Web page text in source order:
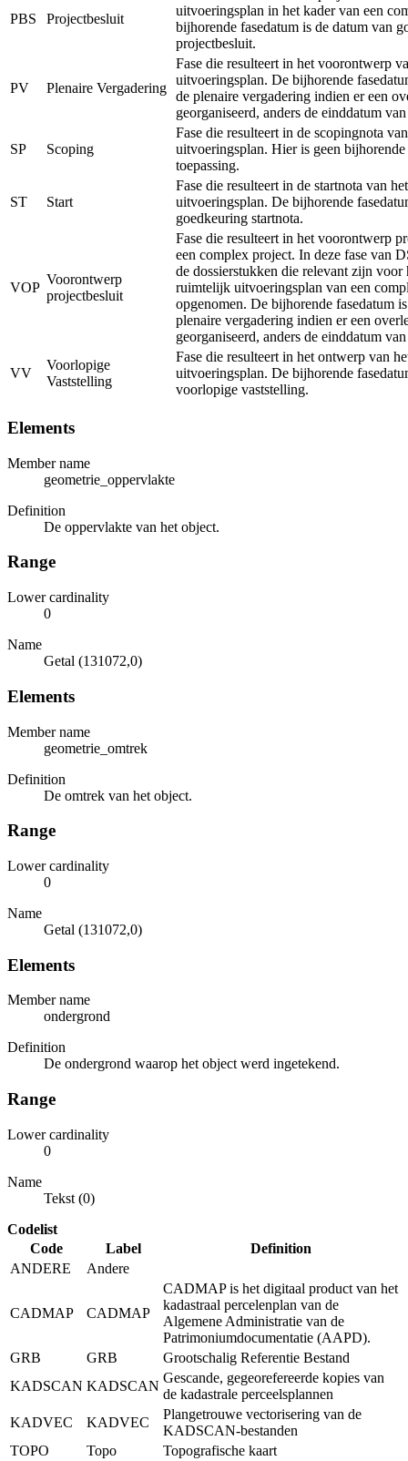
PBS Projectbesluit
uitvoeringsplan in het kader van een
bijhorende fasedatum is de datum van
projectbesluit.
PV Plenaire Vergadering
Fase die resulteert in het voorontwerp
uitvoeringsplan. De bijhorende
de plenaire vergadering indien er een
georganiseerd, anders de einddatum
SP Scoping
Fase die resulteert in de scopingnota
uitvoeringsplan. Hier is geen bijhorende
toepassing.
ST Start
Fase die resulteert in de startnota van
uitvoeringsplan. De bijhorende
goedkeuring startnota.
VOP
Voorontwerp
projectbesluit
Fase die resulteert in het voorontwerp
een complex project. In deze fase van
de dossierstukken die relevant zijn
ruimtelijk uitvoeringsplan van een
opgenomen. De bijhorende fasedatum
plenaire vergadering indien er een
georganiseerd, anders de einddatum
VV
Voorlopige
Vaststelling
Fase die resulteert in het ontwerp van
uitvoeringsplan. De bijhorende
voorlopige vaststelling.
Elements
Member name
geometrie_oppervlakte
Definition
De oppervlakte van het object.
Range
Lower cardinality
0
Name
Getal (131072,0)
Elements
Member name
geometrie_omtrek
Definition
De omtrek van het object.
Range
Lower cardinality
0
Name
Getal (131072,0)
Elements
Member name
ondergrond
Definition
De ondergrond waarop het object werd ingetekend.
Range
Lower cardinality
0
Name
Tekst (0)
Codelist
Code
Label
Definition
ANDERE
Andere
CADMAP CADMAP
CADMAP is het digitaal product van het
kadastraal percelenplan van de
Algemene Administratie van de
Patrimoniumdocumentatie (AAPD).
GRB
GRB
Grootschalig Referentie Bestand
KADSCAN KADSCAN
Gescande, gegeorefereerde kopies van
de kadastrale perceelsplannen
KADVEC
KADVEC
Plangetrouwe vectorisering van de
KADSCAN-bestanden
TOPO
Topo
Topografische kaart